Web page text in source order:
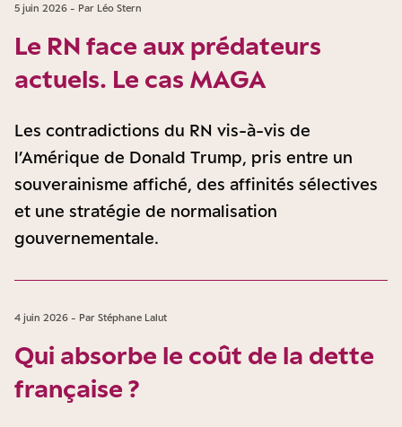
5 juin 2026 - Par Léo Stern
Le RN face aux prédateurs
actuels. Le cas MAGA
Les contradictions du RN vis-à-vis de
l’Amérique de Donald Trump, pris entre un
souverainisme affiché, des affinités sélectives
et une stratégie de normalisation
gouvernementale.
4 juin 2026 - Par Stéphane Lalut
Qui absorbe le coût de la dette
française ?